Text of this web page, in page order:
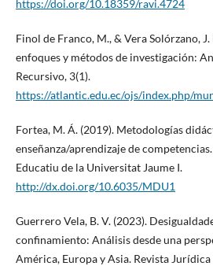
https://doi.org/10.18359/ravi.4724
Finol de Franco, M., & Vera Solórzano,
enfoques y métodos de investigación:
Recursivo, 3(1).
https://atlantic.edu.ec/ojs/index.php/
Fortea, M. Á. (2019). Metodologías
enseñanza/aprendizaje de
Educatiu de la Universitat Jaume I.
http://dx.doi.org/10.6035/MDU1
Guerrero Vela, B. V. (2023).
confinamiento: Análisis desde una
América, Europa y Asia. Revista